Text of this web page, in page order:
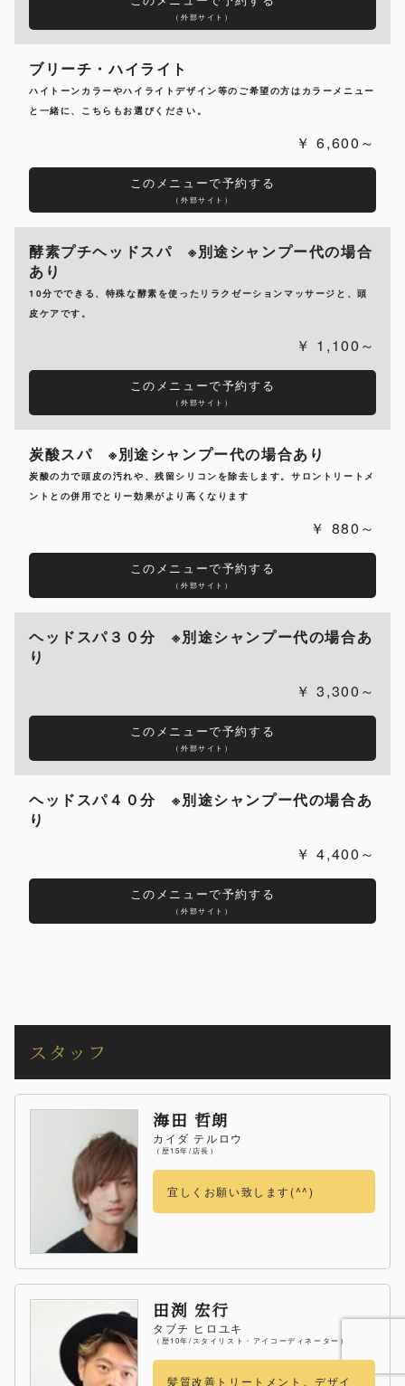
（外部サイト）
ブリーチ・ハイライト
ハイトーンカラーやハイライトデザイン等のご希望の方はカラーメニュー
と一緒に、こちらもお選びください。
6,600～
このメニューで予約する
（外部サイト）
酵素プチヘッドスパ ※別途シャンプー代の場合
あり
10分でできる、特殊な酵素を使ったリラクゼーションマッサージと、頭
皮ケアです。
1,100～
このメニューで予約する
（外部サイト）
炭酸スパ ※別途シャンプー代の場合あり
炭酸の力で頭皮の汚れや、残留シリコンを除去します。サロントリートメ
ントとの併用でとりー効果がより高くなります
880～
このメニューで予約する
（外部サイト）
ヘッドスパ３０分 ※別途シャンプー代の場合あ
り
3,300～
このメニューで予約する
（外部サイト）
ヘッドスパ４０分 ※別途シャンプー代の場合あ
り
4,400～
このメニューで予約する
（外部サイト）
スタッフ
海田 哲朗
カイダ テルロウ
（歴15年/店長）
宜しくお願い致します(^^)
田渕 宏行
タブチ ヒロユキ
（歴10年/スタイリスト・アイコーディネーター）
髪質改善トリートメント。デザイ